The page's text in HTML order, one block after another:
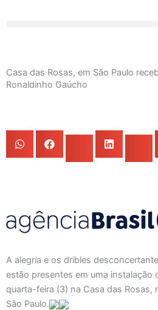
Casa das Rosas, em São Paulo
Ronaldinho Gaúcho
A alegria e os dribles
estão presentes em uma instalação
quarta-feira (3) na Casa das Rosas,
São Paulo.